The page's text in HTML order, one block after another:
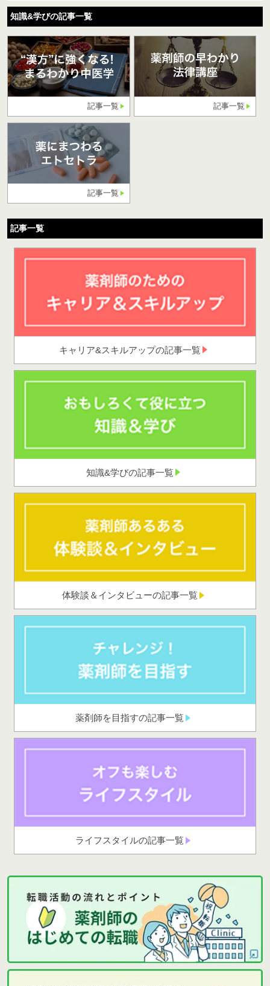
知識&学びの記事一覧
記事一覧 記事一覧
記事一覧
記事一覧
キャリア&スキルアップの記事一覧
知識&学びの記事一覧
体験談＆インタビューの記事一覧
薬剤師を目指すの記事一覧
ライフスタイルの記事一覧